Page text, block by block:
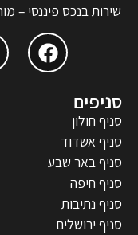
שירות בנכס פיננסי – מורחב (מס:
סניפים
סניף חולון
סניף אשדוד
סניף באר שבע
סניף חיפה
סניף נתיבות
סניף ירושלים